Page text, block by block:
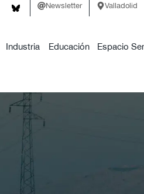
Newsletter Valladolid
Industria Educación Espacio